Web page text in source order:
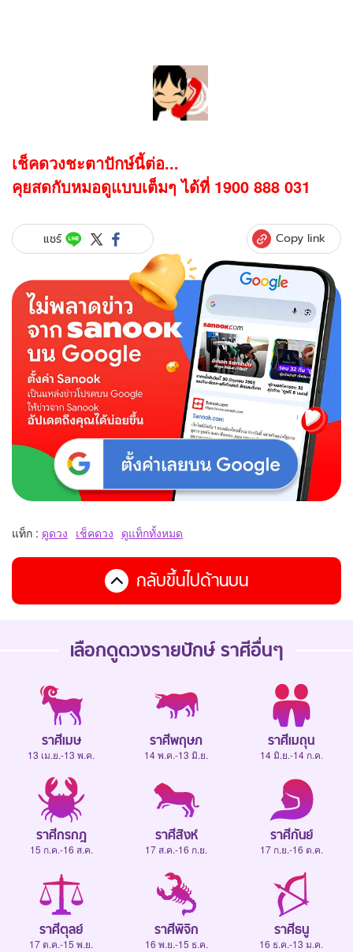
เช็คดวงชะตาปักษ์นี้ต่อ...
คุยสดกับหมอดูแบบเต็มๆ ได้ที่ 1900 888 031
แชร์ Copy link
แท็ก : ดูดวง เช็คดวง ดูแท็กทั้งหมด
กลับขึ้นไปด้านบน
เลือกดูดวงรายปักษ์ราศีอื่นๆ
ราศีเมษ
13 เม.ย.-13 พ.ค.
ราศีพฤษภ
14 พ.ค.-13 มิ.ย.
ราศีเมถุน
14 มิ.ย.-14 ก.ค.
ราศีกรกฎ
15 ก.ค.-16 ส.ค.
ราศีสิงห์
17 ส.ค.-16 ก.ย.
ราศีกันย์
17 ก.ย.-16 ต.ค.
ราศีตุลย์
17 ต.ค.-15 พ.ย.
ราศีพิจิก
16 พ.ย.-15 ธ.ค.
ราศีธนู
16 ธ.ค.-13 ม.ค.